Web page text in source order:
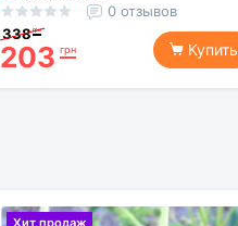
0 отзывов
338 грн
203 грн Купить